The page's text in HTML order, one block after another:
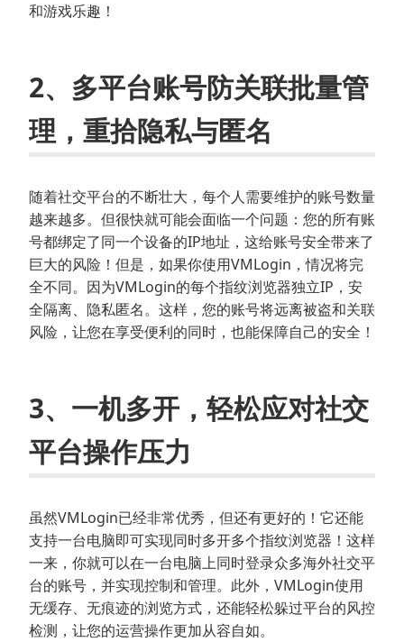
和游戏乐趣！
2、多平台账号防关联批量管
理，重拾隐私与匿名
随着社交平台的不断壮大，每个人需要维护的账号数量
越来越多。但很快就可能会面临一个问题：您的所有账
号都绑定了同一个设备的IP地址，这给账号安全带来了
巨大的风险！但是，如果你使用VMLogin，情况将完
全不同。因为VMLogin的每个指纹浏览器独立IP，安
全隔离、隐私匿名。这样，您的账号将远离被盗和关联
风险，让您在享受便利的同时，也能保障自己的安全！
3、一机多开，轻松应对社交
平台操作压力
虽然VMLogin已经非常优秀，但还有更好的！它还能
支持一台电脑即可实现同时多开多个指纹浏览器！这样
一来，你就可以在一台电脑上同时登录众多海外社交平
台的账号，并实现控制和管理。此外，VMLogin使用
无缓存、无痕迹的浏览方式，还能轻松躲过平台的风控
检测，让您的运营操作更加从容自如。